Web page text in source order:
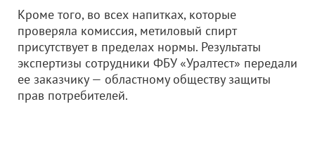
Кроме того, во всех напитках, которые
проверяла комиссия, метиловый спирт
присутствует в пределах нормы. Результаты
экспертизы сотрудники ФБУ «Уралтест» передали
ее заказчику — областному обществу защиты
прав потребителей.